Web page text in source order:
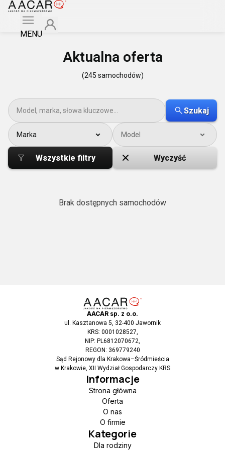
MENU
Aktualna oferta
(245 samochodów)
Szukaj
Marka Model
Wszystkie filtry Wyczyść
Brak dostępnych samochodów
AACAR sp. z o.o.
ul. Kasztanowa 5, 32-400 Jawornik
KRS: 0001028527,
NIP: PL6812070672,
REGON: 369779240
Sąd Rejonowy dla Krakowa–Śródmieścia
w Krakowie, XII Wydział Gospodarczy KRS
Informacje
Strona główna
Oferta
O nas
O firmie
Kategorie
Dla rodziny